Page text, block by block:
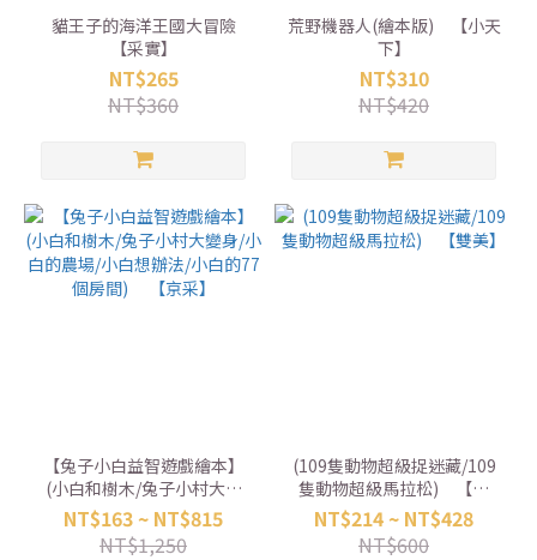
貓王子的海洋王國大冒險
【采實】
NT$265
NT$360
荒野機器人(繪本版) 【小天
下】
NT$310
NT$420
【兔子小白益智遊戲繪本】
(小白和樹木/兔子小村大變
身/小白的農場/小白想辦法/
小白的77個房間) 【京采】
NT$163 ~ NT$815
NT$1,250
(109隻動物超級捉迷藏/109
隻動物超級馬拉松) 【雙
美】
NT$214 ~ NT$428
NT$600